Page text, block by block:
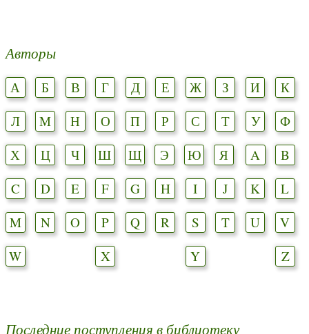
Авторы
А Б В Г Д Е Ж З И
К
Л
М Н О П Р С Т У
Ф
Х
Ц Ч Ш Щ Э Ю Я A
B
C
D E F G H I J K
L
M
N O P Q R S T U
V
W
X Y Z
Последние поступления в библиотеку